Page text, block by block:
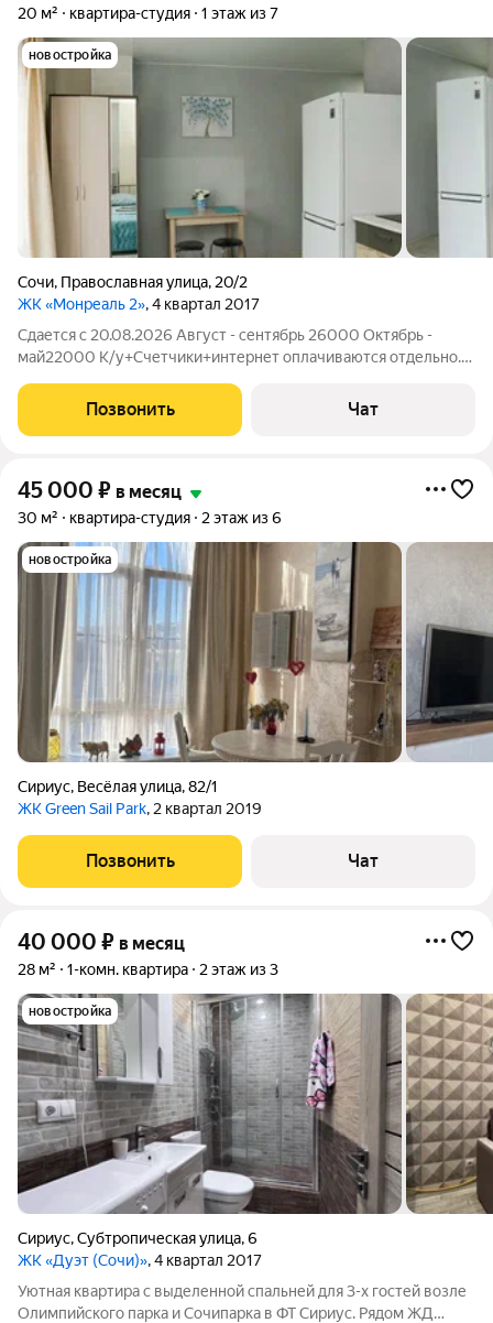
20 м² квартира-студия 1 этаж из 7
новостройка
Сочи, Православная улица, 20/2
ЖК «Монреаль 2», 4 квартал 2017
Сдается с 20.08.2026 Август - сентябрь 26000 Октябрь -
май22000 К/у+Счетчики+интернет оплачиваются отдельно.
договора. Комиссия агента 5000. Минимальный срок аренды 4
месяца. Первый этаж, есть выход
Позвонить Чат
45 000 ₽ в месяц
30 м² квартира-студия 2 этаж из 6
новостройка
Сириус, Весёлая улица,82/1
ЖК Green Sail Park, 2 квартал 2019
Позвонить Чат
40 000 ₽ в месяц
28 м² 1-комн. квартира 2 этаж из 3
новостройка
Сириус,Субтропическая улица,6
ЖК «Дуэт (Сочи)», 4 квартал 2017
Уютная квартира с выделенной спальней для 3-х гостей возле
Олимпийского парка и Сочипарка в ФТ Сириус. Рядом ЖД